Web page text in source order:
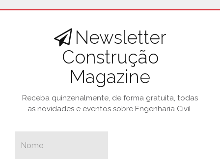
Newsletter
Construção
Magazine
Receba quinzenalmente, de forma gratuita, todas
as novidades e eventos sobre Engenharia Civil.